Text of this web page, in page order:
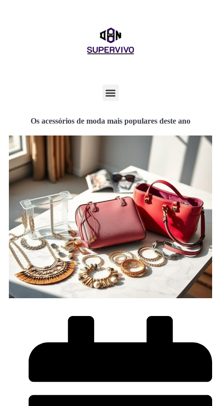
Os acessórios de moda mais populares deste ano